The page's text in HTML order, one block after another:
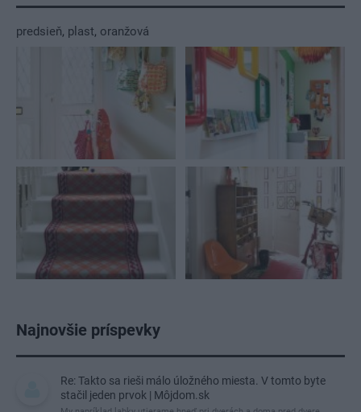
predsieň, plast, oranžová
Najnovšie príspevky
Re: Takto sa rieši málo úložného miesta. V tomto byte
stačil jeden prvok | Môjdom.sk